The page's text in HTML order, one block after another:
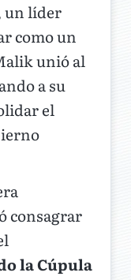
un líder
como un
unió al
a su
el
consagrar
la Cúpula